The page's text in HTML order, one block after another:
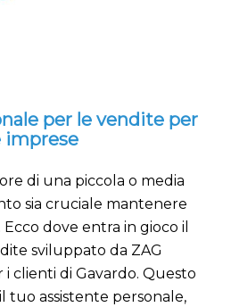
per le vendite per
imprese
di una piccola o media
sia cruciale mantenere
dove entra in gioco il
sviluppato da ZAG
i clienti di Gavardo. Questo
tuo assistente personale,